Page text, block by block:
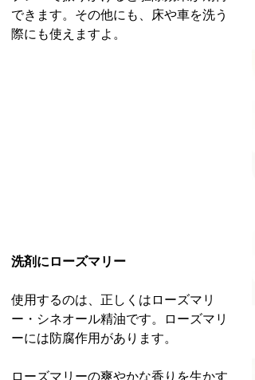
できます。その他にも、床や車を洗う
際にも使えますよ。
洗剤にローズマリー
使用するのは、正しくはローズマリ
ー・シネオール精油です。ローズマリ
ーには防腐作用があります。
ローズマリーの爽やかな香りを生かす